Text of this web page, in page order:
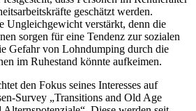
geschätzt werden.
Ungleichgewicht verstärkt, denn die
sorgen für eine Tendenz zur sozialen
Gefahr von Lohndumping durch die
im Ruhestand könnte aufkeimen.
den Fokus seines Interesses auf
Survey „Transitions and Old Age